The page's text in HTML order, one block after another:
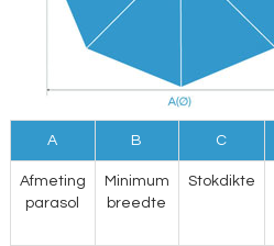
A B C
Afmeting
parasol
Minimum
breedte
Stokdikte